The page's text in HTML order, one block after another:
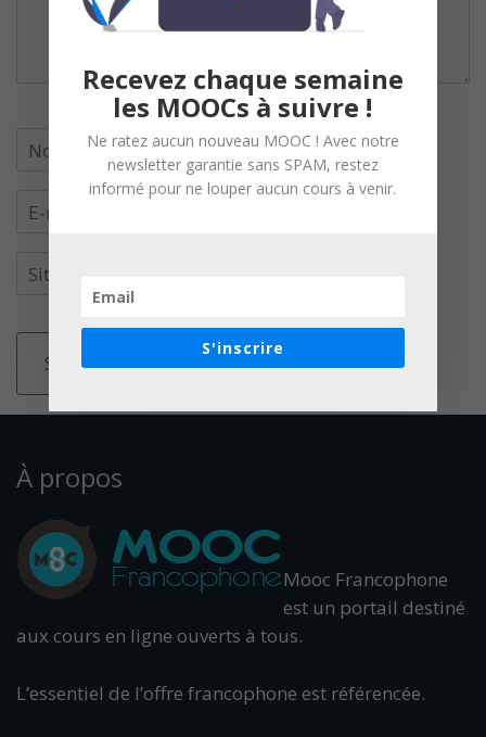
À propos
Mooc Francophone
est un portail destiné
aux cours en ligne ouverts à tous.
L’essentiel de l’offre francophone est référencée.
Recevez chaque semaine
les MOOCs à suivre !
Ne ratez aucun nouveau MOOC ! Avec notre
newsletter garantie sans SPAM, restez
informé pour ne louper aucun cours à venir.
S'inscrire